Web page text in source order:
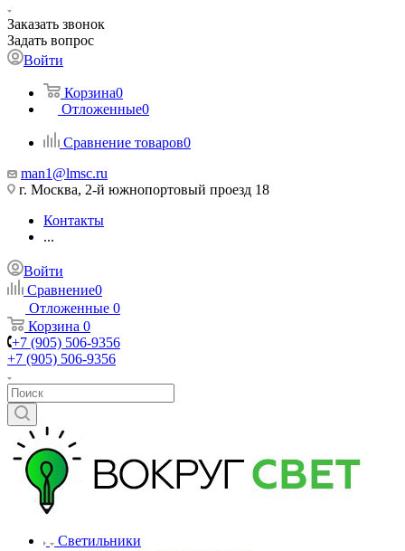
Заказать звонок
Задать вопрос
Войти
Корзина0
Отложенные0
Сравнение товаров0
man1@lmsc.ru
г. Москва, 2-й южнопортовый проезд 18
Контакты
...
Войти
Сравнение0
Отложенные 0
Корзина 0
+7 (905) 506-9356
+7 (905) 506-9356
Светильники